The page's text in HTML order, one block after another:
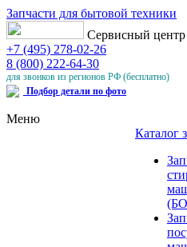
Запчасти для бытовой техники
Сервисный центр
+7 (495) 278-02-26
8 (800) 222-64-30
для звонков из регионов РФ (бесплатно)
Подбор детали по фото
Меню
Каталог